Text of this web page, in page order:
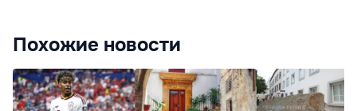
Похожие новости